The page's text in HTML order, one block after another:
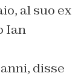
al suo ex
Ian
disse